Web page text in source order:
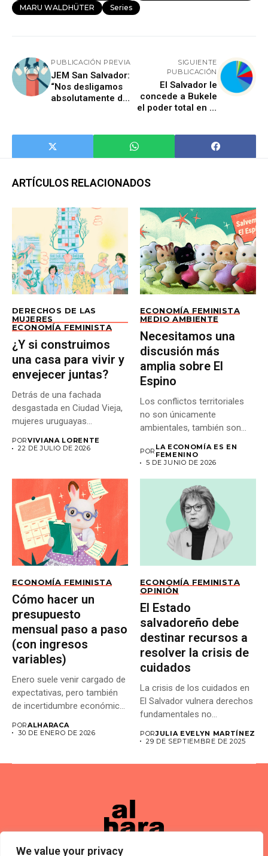
We value your privacy
MARU WALDHÜTER
Series
PUBLICACIÓN PREVIA
JEM San Salvador:
“Nos desligamos
absolutamente de
fraude”
SIGUIENTE
PUBLICACIÓN
El Salvador le
concede a Bukele
el poder total en la
ARTÍCULOS RELACIONADOS
DERECHOS DE LAS
MUJERES
ECONOMÍA FEMINISTA
¿Y si construimos
una casa para vivir y
envejecer juntas?
Detrás de una fachada
desgastada en Ciudad Vieja,
mujeres uruguayas
PORVIVIANA LORENTE
22 DE JULIO DE 2026
ECONOMÍA FEMINISTA
MEDIO AMBIENTE
Necesitamos una
discusión más
amplia sobre El
Espino
Los conflictos territoriales
no son únicamente
ambientales, también son
económicos y distributivos:...
POR LA ECONOMÍA ES EN
FEMENINO
5 DE JUNIO DE 2026
ECONOMÍA FEMINISTA
Cómo hacer un
presupuesto
mensual paso a paso
(con ingresos
variables)
Enero suele venir cargado de
expectativas, pero también
de incertidumbre económica.
PORALHARACA
30 DE ENERO DE 2026
ECONOMÍA FEMINISTA
OPINIÓN
El Estado
salvadoreño debe
destinar recursos a
resolver la crisis de
cuidados
La crisis de los cuidados en
El Salvador vulnera derechos
fundamentales no...
PORJULIA EVELYN MARTÍNEZ
29 DE SEPTIEMBRE DE 2025